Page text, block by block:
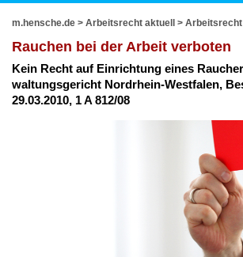
m.hensche.de > Arbeitsrecht aktuell > Arbeitsrecht
Rau­chen bei der Ar­beit ver­bo­ten
Kein Recht auf Ein­rich­tung ei­nes
wal­tungs­ge­richt Nord­rhein-West­fa­len,
29.03.2010, 1 A 812/08